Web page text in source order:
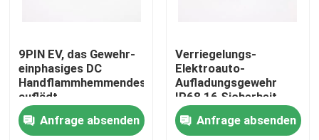
Elektroauto-Verbindungsstück
E-Fahrrad-Verbindungsstück
9PIN EV, das Gewehr-
einphasiges DC
Handflammhemmendes
auflädt
Anfrage absenden
Verriegelungs-
Elektroauto-
Aufladungsgewehr
IP68 16 Sicherheit
Amperes/32 Ampere
Anfrage absenden